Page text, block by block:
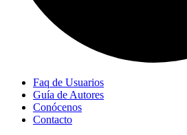
Faq de Usuarios
Guía de Autores
Conócenos
Contacto